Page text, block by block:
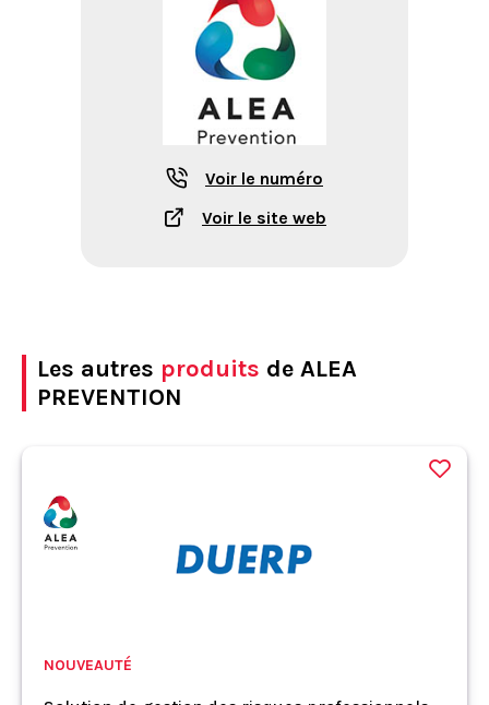
Voir le numéro
Voir le site web
Les autres produits de ALEA
PREVENTION
NOUVEAUTÉ